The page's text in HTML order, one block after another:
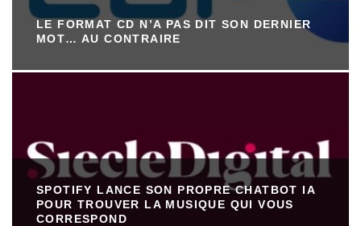
LE FORMAT CD N’A PAS DIT SON DERNIER
MOT… AU CONTRAIRE
SPOTIFY LANCE SON PROPRE CHATBOT IA
POUR TROUVER LA MUSIQUE QUI VOUS
CORRESPOND